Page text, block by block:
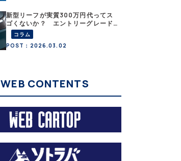
新型リーフが実質300万円代ってス
ゴくないか？ エントリーグレード
「B5」の中身を詳細チェックした
コラム
POST：2026.03.02
WEB CONTENTS